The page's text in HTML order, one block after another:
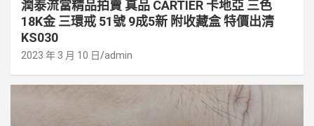
潤泰流當精品拍賣 真品 CARTIER 卡地亞 三色
18K金 三環戒 51號 9成5新 附收藏盒 特價出清
KS030
2023 年 3 月 10 日 admin